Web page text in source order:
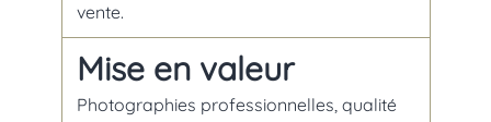
vente.
Mise en valeur
Photographies professionnelles, qualité